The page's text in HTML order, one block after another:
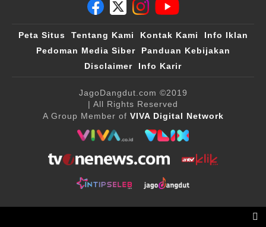
Peta Situs Tentang Kami Kontak Kami
Info Iklan
Pedoman Media Siber
Panduan Kebijakan
Disclaimer
Info Karir
JagoDangdut.com ©2019
| All Rights Reserved
A Group Member of VIVA Digital Network
